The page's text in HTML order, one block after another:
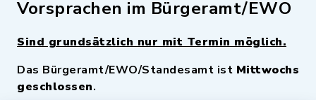
Vorsprachen im Bürgeramt/EWO
Sind grundsätzlich nur mit Termin möglich.
Das Bürgeramt/EWO/Standesamt ist Mittwochs
geschlossen.